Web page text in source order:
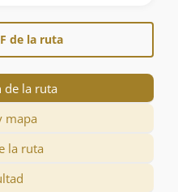
de la ruta
de la ruta
mapa
la ruta